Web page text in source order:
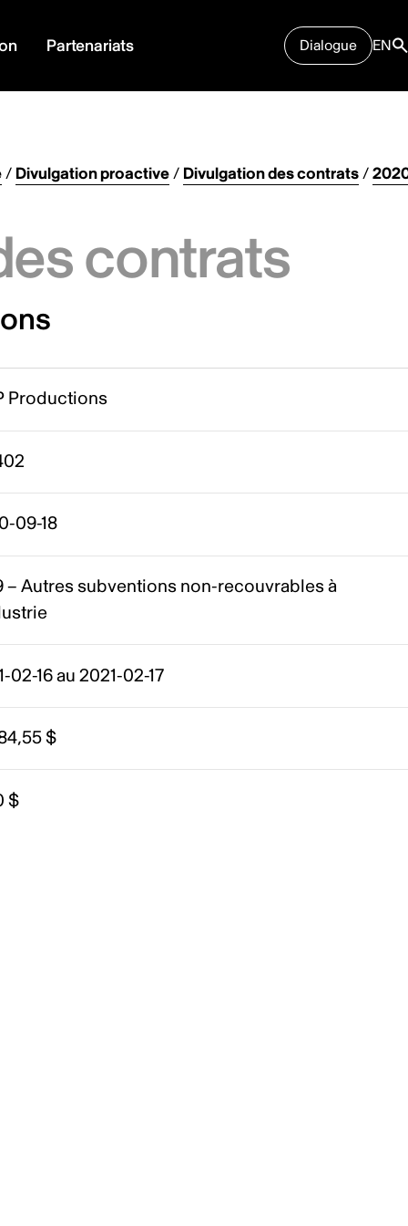
Partenariats Dialogue EN
/ Divulgation proactive/ Divulgation des contrats/
contrats
Productions
09-18
– Autres subventions non-recouvrables à
02-16 au 2021-02-17
$
$